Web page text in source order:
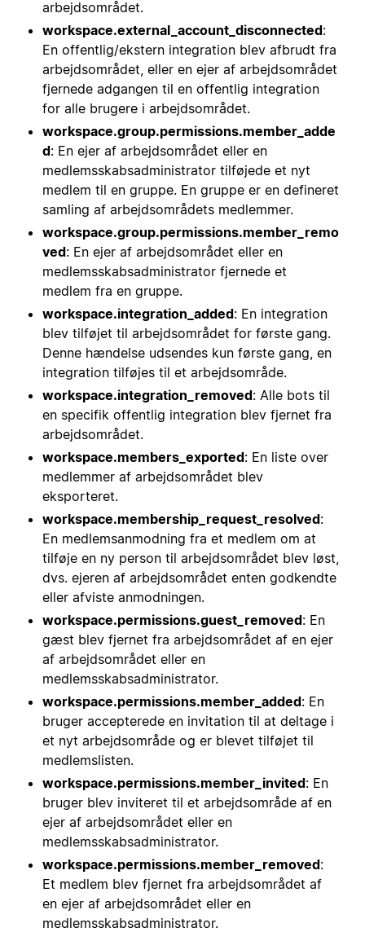
arbejdsområdet.
workspace.external_account_disconnected:
En offentlig/ekstern integration blev afbrudt fra
arbejdsområdet, eller en ejer af arbejdsområdet
fjernede adgangen til en offentlig integration
for alle brugere i arbejdsområdet.
workspace.group.permissions.member_adde
d: En ejer af arbejdsområdet eller en
medlemsskabsadministrator tilføjede et nyt
medlem til en gruppe. En gruppe er en defineret
samling af arbejdsområdets medlemmer.
workspace.group.permissions.member_remo
ved: En ejer af arbejdsområdet eller en
medlemsskabsadministrator fjernede et
medlem fra en gruppe.
workspace.integration_added: En integration
blev tilføjet til arbejdsområdet for første gang.
Denne hændelse udsendes kun første gang, en
integration tilføjes til et arbejdsområde.
workspace.integration_removed: Alle bots til
en specifik offentlig integration blev fjernet fra
arbejdsområdet.
workspace.members_exported: En liste over
medlemmer af arbejdsområdet blev
eksporteret.
workspace.membership_request_resolved:
En medlemsanmodning fra et medlem om at
tilføje en ny person til arbejdsområdet blev løst,
dvs. ejeren af arbejdsområdet enten godkendte
eller afviste anmodningen.
workspace.permissions.guest_removed: En
gæst blev fjernet fra arbejdsområdet af en ejer
af arbejdsområdet eller en
medlemsskabsadministrator.
workspace.permissions.member_added: En
bruger accepterede en invitation til at deltage i
et nyt arbejdsområde og er blevet tilføjet til
medlemslisten.
workspace.permissions.member_invited: En
bruger blev inviteret til et arbejdsområde af en
ejer af arbejdsområdet eller en
medlemsskabsadministrator.
workspace.permissions.member_removed:
Et medlem blev fjernet fra arbejdsområdet af
en ejer af arbejdsområdet eller en
medlemsskabsadministrator.